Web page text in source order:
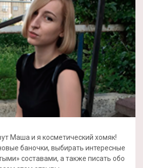
Маша и я косметический хомяк!
баночки, выбирать интересные
составами, а также писать обо